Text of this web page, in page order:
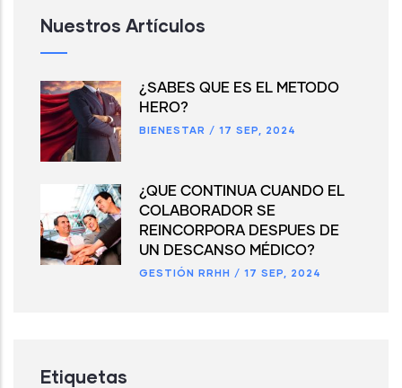
Nuestros Artículos
¿SABES QUE ES EL MÉTODO
HERO?
BIENESTAR / 17 SEP, 2024
¿QUÉ CONTINUA CUANDO EL
COLABORADOR SE
REINCORPORA DESPUES DE
UN DESCANSO MÉDICO?
GESTIÓN RRHH / 17 SEP, 2024
Etiquetas